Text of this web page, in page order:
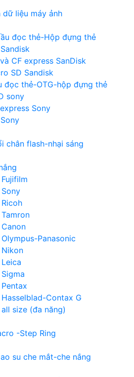
dữ liệu máy ảnh
đọc thẻ-Hộp đựng thẻ
CF express SanDisk
SD Sandisk
đọc thẻ-OTG-hộp đựng thẻ
sony
Sony
chân flash-nhại sáng
Panasonic
Contax G
size (đa năng)
-Step Ring
su che mắt-che nắng